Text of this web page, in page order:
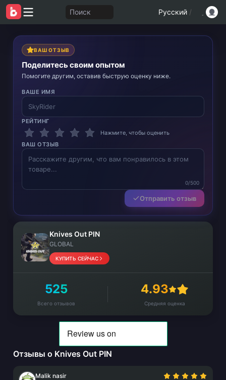
Поиск Русский /
ВАШ ОТЗЫВ
Поделитесь своим опытом
Помогите другим, оставив быструю оценку ниже.
ВАШЕ ИМЯ
РЕЙТИНГ
Нажмите, чтобы оценить
ВАШ ОТЗЫВ
0/500
Отправить отзыв
Knives Out PIN
GLOBAL
КУПИТЬ СЕЙЧАС
525
Всего отзывов
4.93
Средняя оценка
Отзывы о Knives Out PIN
Malik nasir